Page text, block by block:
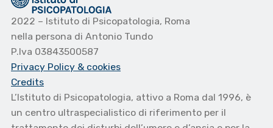
2022 – Istituto di Psicopatologia, Roma
nella persona di Antonio Tundo
P.Iva 03843500587
Privacy Policy & cookies
Credits
L’Istituto di Psicopatologia, attivo a Roma dal 1996, è
un centro ultraspecialistico di riferimento per il